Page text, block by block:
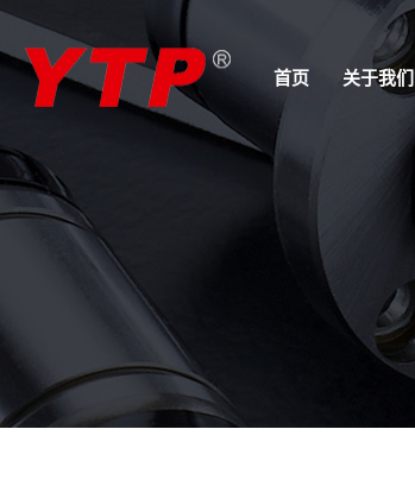
首页 关于我们